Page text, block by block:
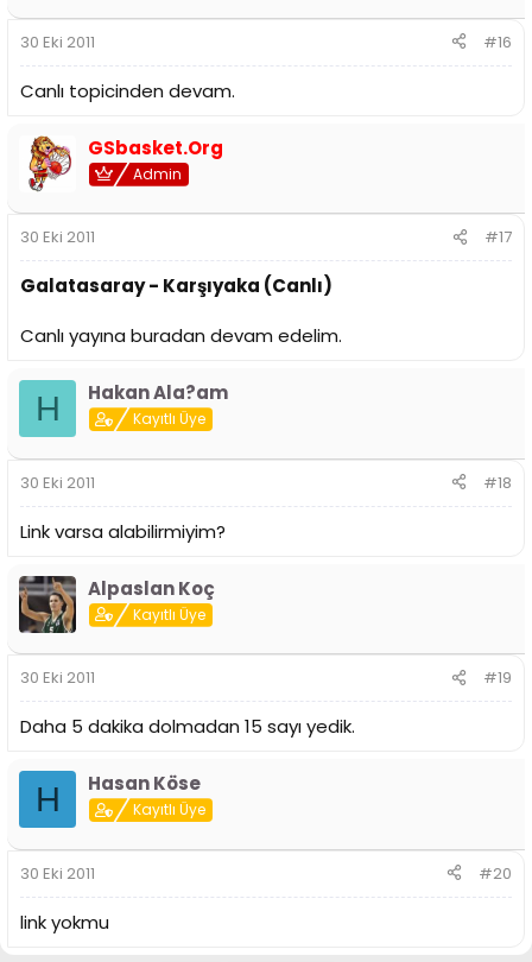
30 Eki 2011 #16
Canlı topicinden devam.
GSbasket.Org
Admin
30 Eki 2011 #17
Galatasaray - Karşıyaka (Canlı)
Canlı yayına buradan devam edelim.
H Hakan Ala?am
Kayıtlı Üye
30 Eki 2011 #18
Link varsa alabilirmiyim?
Alpaslan Koç
Kayıtlı Üye
30 Eki 2011 #19
Daha 5 dakika dolmadan 15 sayı yedik.
H Hasan Köse
Kayıtlı Üye
30 Eki 2011 #20
link yokmu